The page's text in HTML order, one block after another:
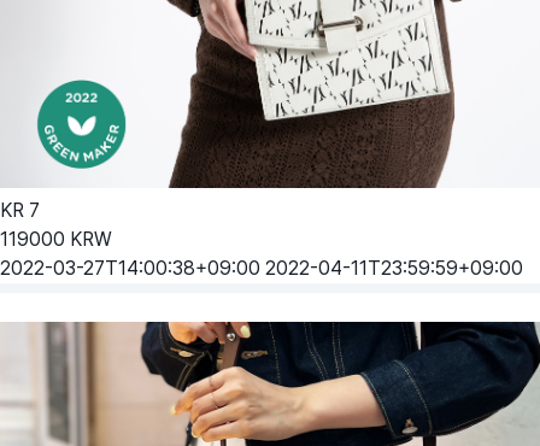
KR 7
119000 KRW
2022-03-27T14:00:38+09:00 2022-04-11T23:59:59+09:00